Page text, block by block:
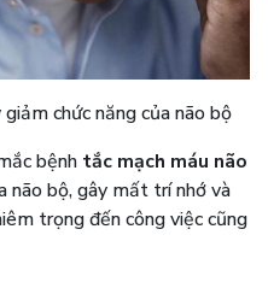
chức năng của não bộ
bệnh tắc mạch máu não
não bộ, gây mất trí nhớ và
trọng đến công việc cũng